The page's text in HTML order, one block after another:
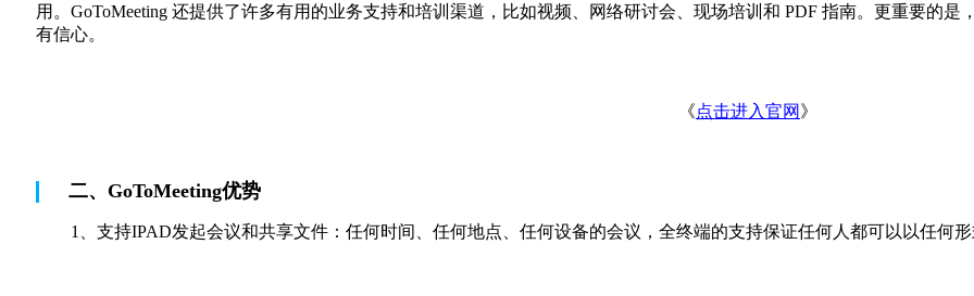
用。GoToMeeting 还提供了许多有用的业务支持和培训渠道，比如视频、网络研讨会、现场培训和 PDF 指南。更重要的
有信心。
《点击进入官网 》
二、GoToMeeting优势
1、支持IPAD发起会议和共享文件：任何时间、任何地点、任何设备的会议，全终端的支持保证任何人都可以以任何